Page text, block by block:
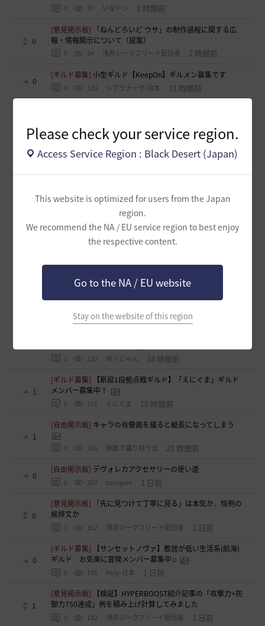
Please check your service region.
Access Service Region : Black Desert (Japan)
This website is optimized for users from the Japan
region.
We recommend the NA / EU service region to best enjoy
the respective content.
Go to the NA / EU website
Stay on the website of this region
0 37 いなドン 1 時間前
0
[意見掲示板]
「ねんどろいど ウサ」の制作過程に関する広
報・情報開示について（提案）
0 34 浅井ジークフリード配信者 2 時間前
0
[ギルド募集]小型ギルド【KeepOn】ギルメン募集です
0 139 シアラナーザ-日本 11 時間前
0 108 たりほー-日本 11 時間前
[ギルド募集]【夢の結びめ】ワイワイ楽しめるメンバー募集
0 117 花ノひろみん 11 時間前
[ギルド募集] 【クラバート】初心者、復帰、ベテラン、移
籍、チャットが苦手な方も歓迎致します
104 xマキナx-日本 11 時間前
[意見掲示板]太古装備に関する公式説明と意見掲示板への対
1 151 浅井ジークフリード配信者 16 時間前
[ファンアート & 創作] 内容ないびみょマンガ その45 転生し
たら黒い砂漠だった件
106 きゅんきゅん-日本 16 時間前
0 132 ゆぅにゃん 18 時間前
1
[ギルド募集]
【新設1段拠点戦ギルド】「えにぐま」ギルド
メンバー募集中！
0 151 えにぐま 19 時間前
1
[自由掲示板] キャラの肖像画を撮ると縦長になってしまう
0 236 無敵で踊り狂う女 20 時間前
0
[自由掲示板] デヴォレカアクセサリーの使い道
0 267 tanupon 1 日前
0
[意見掲示板]
「先に見つけて丁寧に見る」は本気か、恒例の
挨拶文か
1 162 浅井ジークフリード配信者 1 日前
0
[ギルド募集]
【サンセットノヴァ】敷居が低い生活系(航海)
ギルド お気楽に冒険メンバー募集中♫
0 155 Iroly-日本 1 日前
1
[意見掲示板]
【検証】HYPERBOOST紹介記事の「攻撃力+防
御力750達成」例を積み上げ計算してみました
0 182 浅井ジークフリード配信者 1 日前